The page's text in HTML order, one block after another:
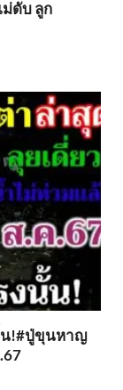
ดับ ลูก
น!#ปู่ขุนหาญ